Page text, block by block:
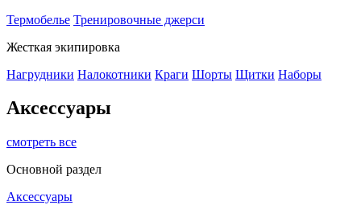
Термобелье Тренировочные джерси
Жесткая экипировка
Нагрудники Налокотники Краги Шорты Щитки Наборы
Аксессуары
смотреть все
Основной раздел
Аксессуары